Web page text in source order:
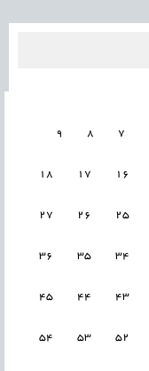
7
8
9
16
17
18
25
26
27
34
35
36
43
44
45
52
53
54